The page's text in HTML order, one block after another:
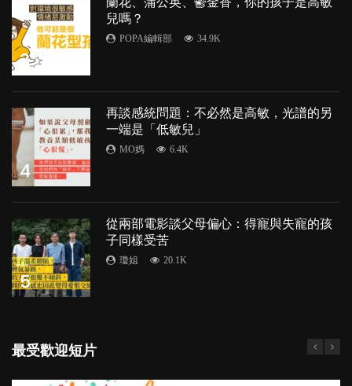
3
兒嗎？
POPA編輯部 34.9K
4
再談感統問題：不必然是高敏，光譜的另
一端是「低敏兒」
MO媽 6.4K
5
從兩部電影談父母偏心：得寵與失寵的孩
子同樣受苦
瓊姐 20.1K
最受歡迎短片